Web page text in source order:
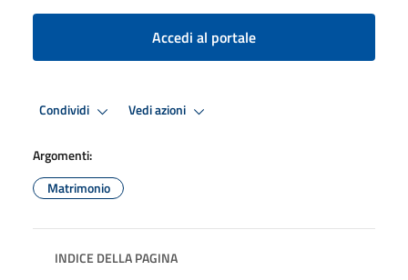
Accedi al portale
Condividi Vedi azioni
Argomenti:
Matrimonio
INDICE DELLA PAGINA